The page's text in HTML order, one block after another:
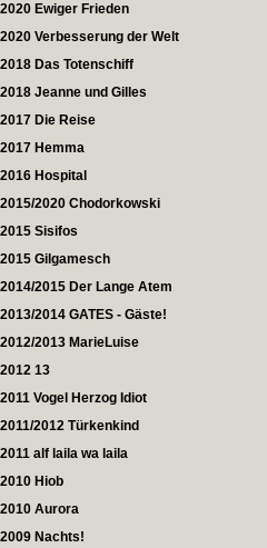
2020 Ewiger Frieden
2020 Verbesserung der Welt
2018 Das Totenschiff
2018 Jeanne und Gilles
2017 Die Reise
2017 Hemma
2016 Hospital
2015/2020 Chodorkowski
2015 Sisifos
2015 Gilgamesch
2014/2015 Der Lange Atem
2013/2014 GATES - Gäste!
2012/2013 MarieLuise
2012 13
2011 Vogel Herzog Idiot
2011/2012 Türkenkind
2011 alf laila wa laila
2010 Hiob
2010 Aurora
2009 Nachts!